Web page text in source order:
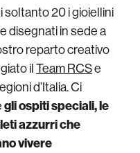
soltanto 20 i gioiellini
disegnati in sede a
reparto creativo
ilTeam RCSe
d’Italia. Ci
gli ospiti speciali, le
azzurri che
vivere